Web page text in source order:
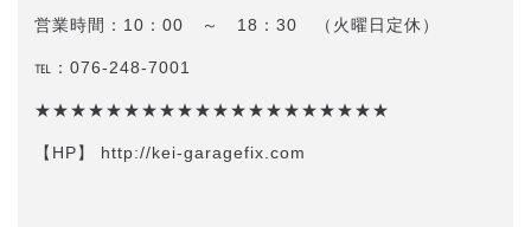
営業時間：10：00 ～ 18：30 （火曜日定休）
℡：076-248-7001
★★★★★★★★★★★★★★★★★★★★
【HP】 http://kei-garagefix.com​​